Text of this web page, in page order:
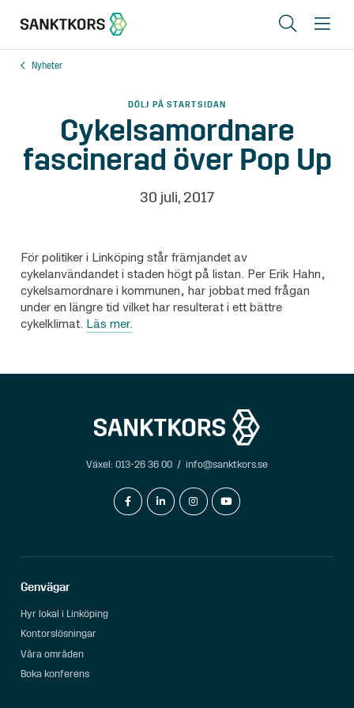
Sök
Områden
Erbjudande
Kontakt
In English
Nyheter
DÖLJ PÅ STARTSIDAN
Cykelsamordnare
fascinerad över Pop Up
30 juli, 2017
För politiker i Linköping står främjandet av
cykelanvändandet i staden högt på listan. Per Erik Hahn,
cykelsamordnare i kommunen, har jobbat med frågan
under en längre tid vilket har resulterat i ett bättre
cykelklimat. Läs mer.
Växel: 013-26 36 00 / info@sanktkors.se
facebook-flinkedin-ininstagramyoutube
Genvägar
Hyr lokal i Linköping
Kontorslösningar
Våra områden
Boka konferens